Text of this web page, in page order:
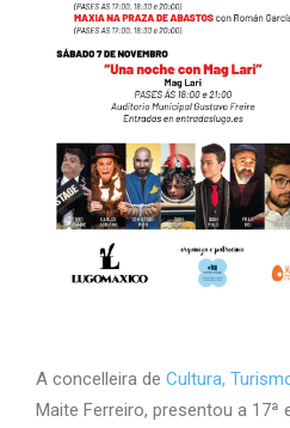
A concelleira de Cultura,
Maite Ferreiro, presentou a 17ª